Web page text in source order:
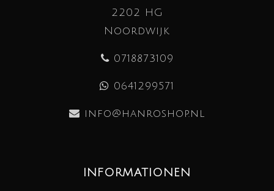
2202 HG
Noordwijk
0718873109
0641299571
info@hanroshop.nl
INFORMATIONEN